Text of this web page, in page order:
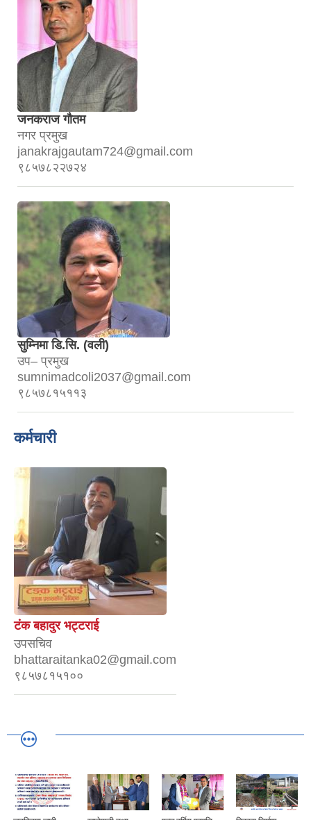
जनकराज गौतम
नगर प्रमुख
janakrajgautam724@gmail.com
९८५७८२२७२४
सुम्निमा डि.सि. (वली)
उप– प्रमुख
sumnimadcoli2037@gmail.com
९८५७८१५११३
कर्मचारी
टंक बहादुर भट्टराई
उपसचिव
bhattaraitanka02@gmail.com
९८५७८१५१००